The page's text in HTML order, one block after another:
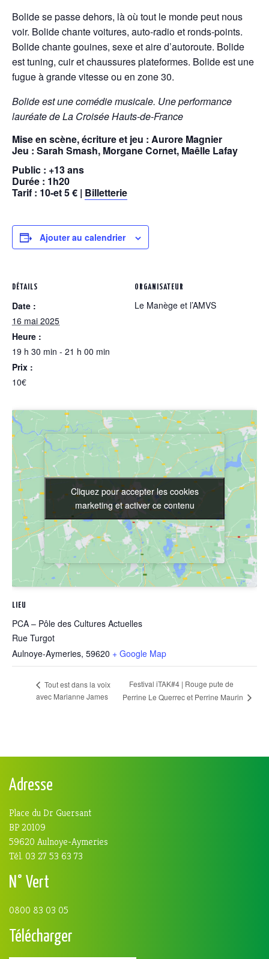
Bolide se passe dehors, là où tout le monde peut nous
voir. Bolide chante voitures, auto-radio et ronds-points.
Bolide chante gouines, sexe et aire d’autoroute. Bolide
est tuning, cuir et chaussures plateformes. Bolide est une
fugue à grande vitesse ou en zone 30.
Bolide est une comédie musicale. Une performance
lauréate de La Croisée Hauts-de-France
Mise en scène, écriture et jeu : Aurore Magnier
Jeu : Sarah Smash, Morgane Cornet, Maêlle Lafay
Public : +13 ans
Durée : 1h20
Tarif : 10-et 5 € | Billetterie
Ajouter au calendrier
DÉTAILS
Date :
16 mai 2025
Heure :
19 h 30 min - 21 h 00 min
Prix :
10€
ORGANISATEUR
Le Manège et l’AMVS
LIEU
PCA – Pôle des Cultures Actuelles
Rue Turgot
Aulnoye-Aymeries, 59620 + Google Map
Cliquez pour accepter les cookies
marketing et activer ce contenu
Cliquez pour accepter les cookies
marketing et activer ce contenu
Tout est dans la voix
avec Marianne James
Festival iTAK#4 | Rouge pute de
Perrine Le Querrec et Perrine Maurin
Adresse
Place du Dr Guersant
BP 20109
59620 Aulnoye-Aymeries
Tél. 03 27 53 63 73
N° Vert
0800 83 03 05
Télécharger